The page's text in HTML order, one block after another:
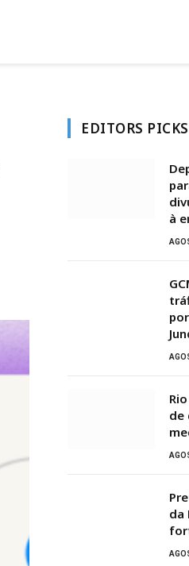
EDITORS PICKS
à
de
da